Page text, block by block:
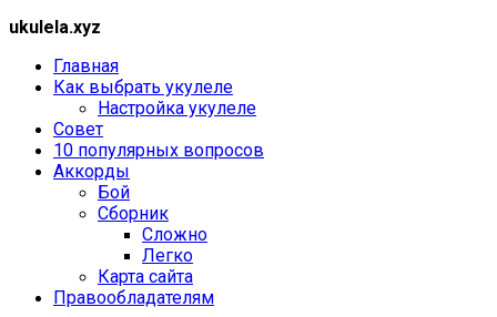
ukulela.xyz
Главная
Как выбрать укулеле
Настройка укулеле
Совет
10 популярных вопросов
Аккорды
Бой
Сборник
Сложно
Легко
Карта сайта
Правообладателям